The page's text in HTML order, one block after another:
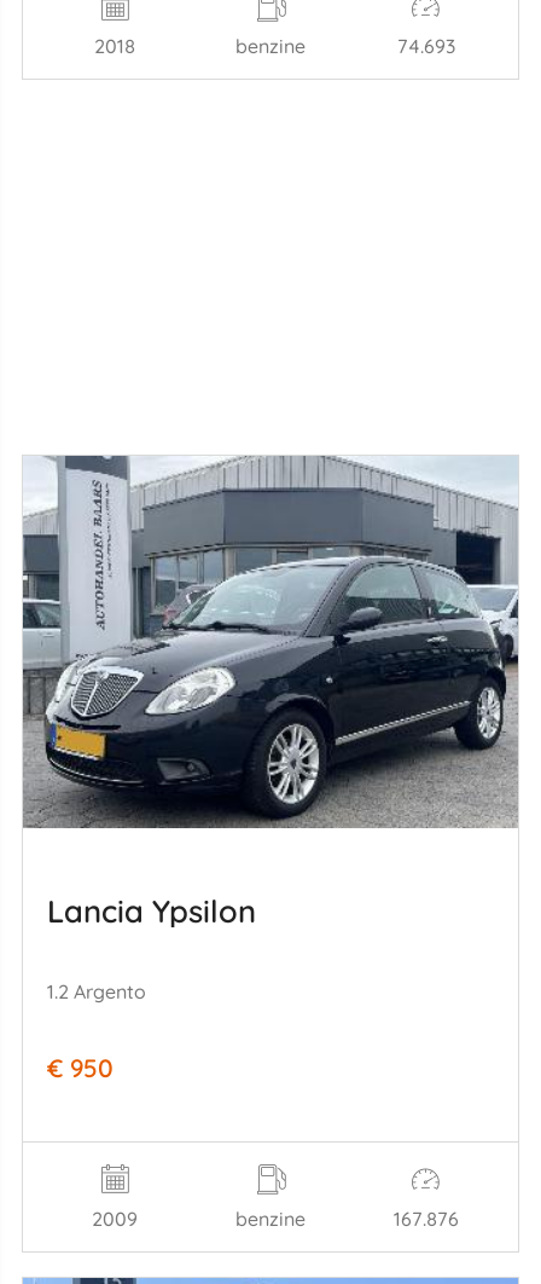
2018 benzine 74.693
Lancia Ypsilon
1.2 Argento
€ 950
2009 benzine 167.876